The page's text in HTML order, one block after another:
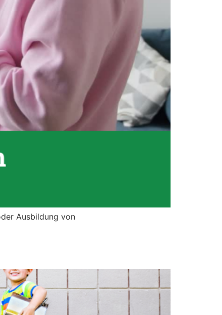
Ausbildung von